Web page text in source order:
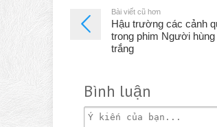
Bài viết cũ hơn
Hậu trường các cảnh
trong phim Người hùng
trắng
Bình luận